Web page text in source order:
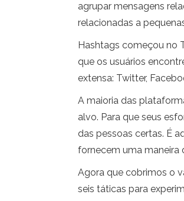
agrupar mensagens
relacionadas a
Hashtags começou no
que os usuários
extensa: Twitter,
A maioria das
alvo. Para que seus
das pessoas certas. É
fornecem uma maneira
Agora que cobrimos o
seis táticas para